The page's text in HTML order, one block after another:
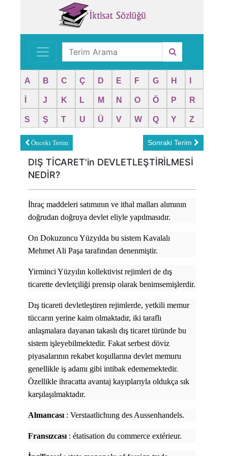
A B C Ç D E F G H
J K L M N O Ö P R
S Ş T U Ü V W Q Y Z
Önceki Terim Sonraki Terim
DIŞ TİCARET'in DEVLETLEŞTİRİLMESİ
NEDİR?
İhraç maddeleri satımının ve ithal malları alımının
doğrudan doğruya devlet eliyle yapılmasıdır.
On Dokuzuncu Yüzyılda bu sistem Kavalalı
Mehmet Ali Paşa tarafından denenmiştir.
Yirminci Yüzyılın kollektivist rejimleri de dış
ticarette devletçiliği prensip olarak benimsemişlerdir.
Dış ticareti devletleştiren rejimlerde, yetkili memur
tüccarın yerine kaim olmaktadır, iki taraflı
anlaşmalara dayanan takaslı dış ticaret türünde bu
sistem işleyebilmektedir. Fakat serbest döviz
piyasalarının rekabet koşullarına devlet memuru
genellikle iş adamı gibi intibak edememektedir.
Özellikle ihracatta avantaj kayıplarıyla oldukça sık
karşılaşılmaktadır.
Almancası : Verstaatlichung des Aussenhandels.
Fransızcası : étatisation du commerce extérieur.